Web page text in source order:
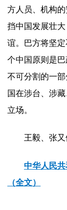
方人员、机构
挡中国发展壮
谊。巴方将坚
个中国原则是
不可分割的一
国在涉台、涉
立场。
王毅、张又
中华人民
（全文）